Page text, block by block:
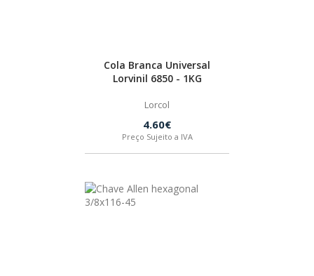
Cola Branca Universal
Lorvinil 6850 - 1KG
Lorcol
4.60€
Preço Sujeito a IVA